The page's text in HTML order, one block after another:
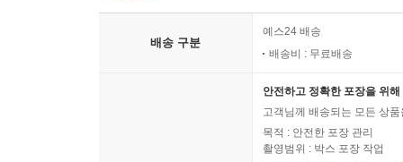
배송 구분
예스24 배송
배송비 : 무료배송
안전하고 정확한 포장을 위
고객님께 배송되는 모든 상
목적 : 안전한 포장 관리
촬영범위 : 박스 포장 작업